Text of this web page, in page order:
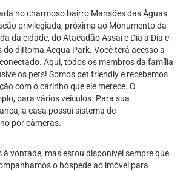
no charmoso bairro Mansões das Águas
privilegiada, próxima ao Monumento da
da cidade, do Atacadão Assai e Dia a Dia e
diRoma Acqua Park. Você terá acesso a
Aqui, todos os membros da família
os pets! Somos pet friendly e recebemos
com o carinho que ele merece. O
para vários veículos. Para sua
a casa possui sistema de
por câmeras.
à vontade, mas estou disponível sempre que
o hóspede ao imóvel para